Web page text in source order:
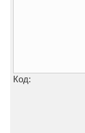
Код: